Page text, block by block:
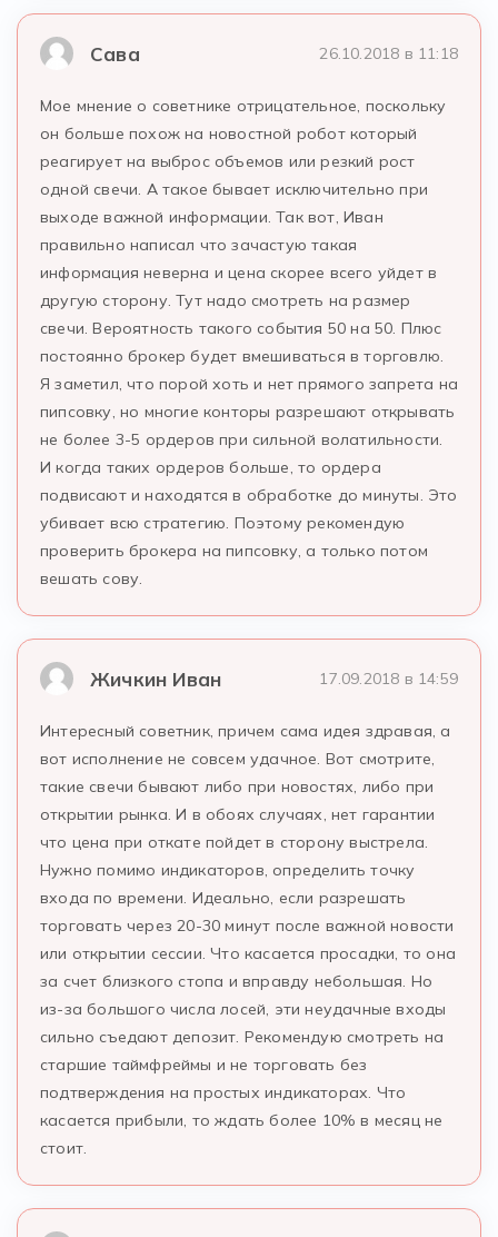
Сава 26.10.2018 в 11:18
Мое мнение о советнике отрицательное, поскольку
он больше похож на новостной робот который
реагирует на выброс объемов или резкий рост
одной свечи. А такое бывает исключительно при
выходе важной информации. Так вот, Иван
правильно написал что зачастую такая
информация неверна и цена скорее всего уйдет в
другую сторону. Тут надо смотреть на размер
свечи. Вероятность такого события 50 на 50. Плюс
постоянно брокер будет вмешиваться в торговлю.
Я заметил, что порой хоть и нет прямого запрета на
пипсовку, но многие конторы разрешают открывать
не более 3-5 ордеров при сильной волатильности.
И когда таких ордеров больше, то ордера
подвисают и находятся в обработке до минуты. Это
убивает всю стратегию. Поэтому рекомендую
проверить брокера на пипсовку, а только потом
вешать сову.
Жичкин Иван 17.09.2018 в 14:59
Интересный советник, причем сама идея здравая, а
вот исполнение не совсем удачное. Вот смотрите,
такие свечи бывают либо при новостях, либо при
открытии рынка. И в обоях случаях, нет гарантии
что цена при откате пойдет в сторону выстрела.
Нужно помимо индикаторов, определить точку
входа по времени. Идеально, если разрешать
торговать через 20-30 минут после важной новости
или открытии сессии. Что касается просадки, то она
за счет близкого стопа и вправду небольшая. Но
из-за большого числа лосей, эти неудачные входы
сильно съедают депозит. Рекомендую смотреть на
старшие таймфреймы и не торговать без
подтверждения на простых индикаторах. Что
касается прибыли, то ждать более 10% в месяц не
стоит.